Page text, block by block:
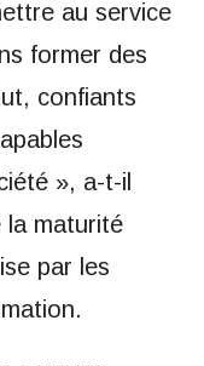
au service
former des
confiants
», a-t-il
la maturité
par les